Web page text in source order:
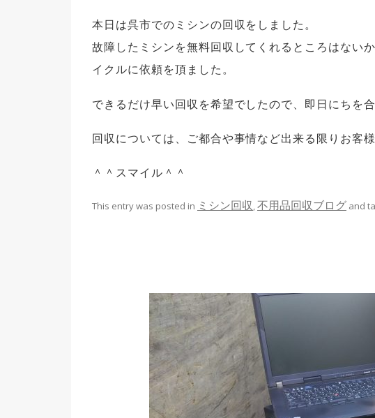
本日は呉市でのミシンの回収をしました。
故障したミシンを無料回収してくれるところはない
イクルに依頼を頂ました。
できるだけ早い回収を希望でしたので、即日にちを
回収については、ご都合や事情など出来る限りお客
＾＾スマイル＾＾
This entry was posted in ミシン回収,不用品回収ブログ and